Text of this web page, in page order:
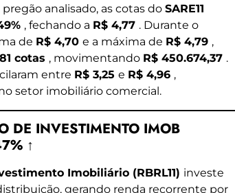
analisado, as cotas do SARE11
, fechando a R$ 4,77 . Durante o
de R$ 4,70 e a máxima de R$ 4,79 ,
cotas , movimentando R$ 450.674,37 .
entre R$ 3,25 e R$ 4,96 ,
setor imobiliário comercial.
DE INVESTIMENTO IMOB
↑
Imobiliário (RBRL11) investe
gerando renda recorrente por